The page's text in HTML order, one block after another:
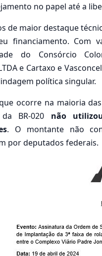
no papel até a
de maior destaque
financiamento. Com
do Consórcio
e Cartaxo e
política singular.
ocorre na maioria
BR-020 não
. O montante não
por deputados federais.